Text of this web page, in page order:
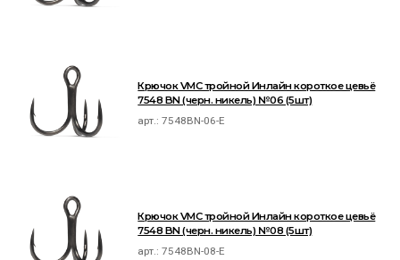
Крючок VMC тройной Инлайн короткое цевьё
7548 BN (черн. никель) №06 (5шт)
арт.:7548BN-06-E
Крючок VMC тройной Инлайн короткое цевьё
7548 BN (черн. никель) №08 (5шт)
арт.:7548BN-08-E